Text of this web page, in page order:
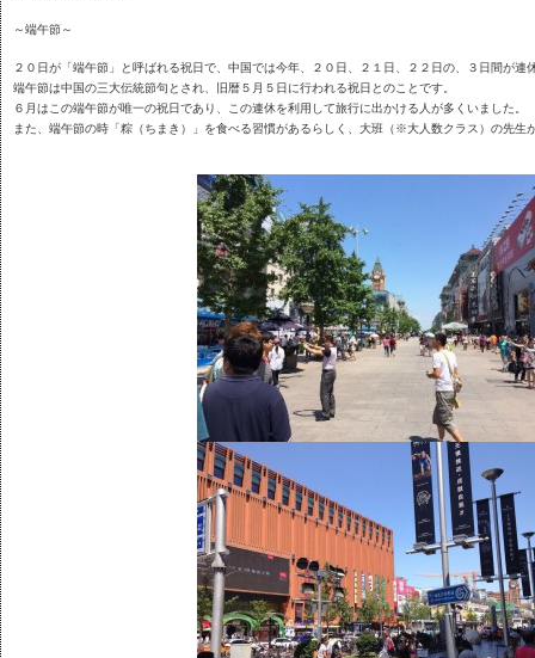
～端午節～
２０日が「端午節」と呼ばれる祝日で、中国では今年、２０日、２１日、２２日の、３日間が連
端午節は中国の三大伝統節句とされ、旧暦５月５日に行われる祝日とのことです。
６月はこの端午節が唯一の祝日であり、この連休を利用して旅行に出かける人が多くいました。
また、端午節の時「粽（ちまき）」を食べる習慣があるらしく、大班（※大人数クラス）の先生